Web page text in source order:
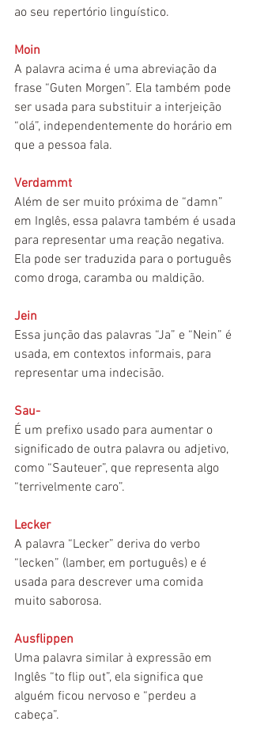
ao seu repertório linguístico.
Moin
A palavra acima é uma abreviação da
frase “Guten Morgen”. Ela também pode
ser usada para substituir a interjeição
“olá”, independentemente do horário em
que a pessoa fala.
Verdammt
Além de ser muito próxima de “damn”
em Inglês, essa palavra também é usada
para representar uma reação negativa.
Ela pode ser traduzida para o português
como droga, caramba ou maldição.
Jein
Essa junção das palavras “Ja” e “Nein” é
usada, em contextos informais, para
representar uma indecisão.
Sau-
É um prefixo usado para aumentar o
significado de outra palavra ou adjetivo,
como “Sauteuer”, que representa algo
“terrivelmente caro”.
Lecker
A palavra “Lecker” deriva do verbo
“lecken” (lamber, em português) e é
usada para descrever uma comida
muito saborosa.
Ausflippen
Uma palavra similar à expressão em
Inglês “to flip out”, ela significa que
alguém ficou nervoso e “perdeu a
cabeça”.